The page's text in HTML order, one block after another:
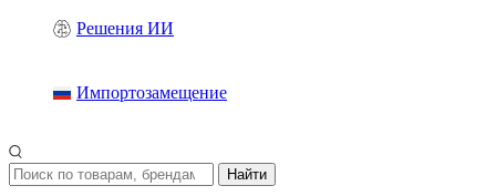
Решения ИИ
Импортозамещение
Найти